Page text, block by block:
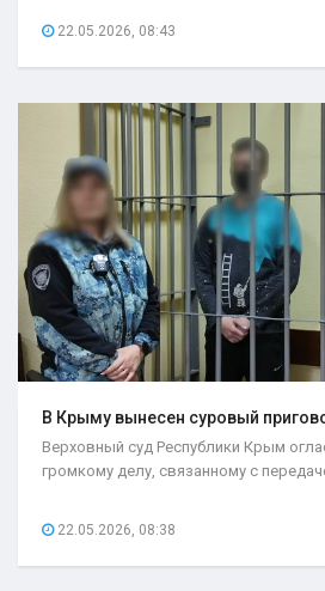
22.05.2026, 08:43
В Крыму вынесен суровый
Верховный суд Республики Крым
громкому делу, связанному с
22.05.2026, 08:38